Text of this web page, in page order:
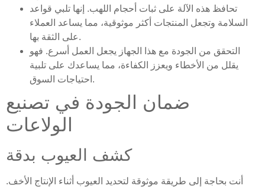
تحافظ هذه الآلة على ثبات أحجام اللهب. إنها تلبي قواعد
السلامة وتجعل المنتجات أكثر موثوقية، مما يساعد العملاء
على الثقة بها.
التحقق من الجودة مع هذا الجهاز يجعل العمل أسرع. فهو
يقلل من الأخطاء ويعزز الكفاءة، مما يساعدك على تلبية
احتياجات السوق.
ضمان الجودة في تصنيع
الولاعات
كشف العيوب بدقة
أنت بحاجة إلى طريقة موثوقة لتحديد العيوب أثناء الإنتاج الأخف.